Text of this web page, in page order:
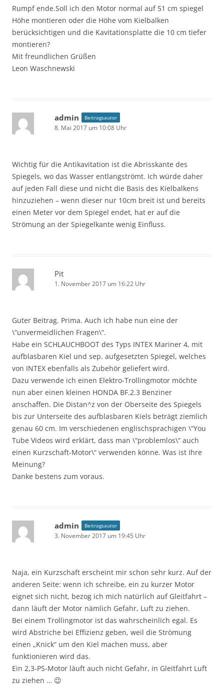
Rumpf ende.Soll ich den Motor normal auf 51 cm spiegel
Höhe montieren oder die Höhe vom Kielbalken
berücksichtigen und die Kavitationsplatte die 10 cm tiefer
montieren?
Mit freundlichen Grüßen
Leon Waschnewski
admin Beitragsautor
8. Mai 2017 um 10:08 Uhr
Wichtig für die Antikavitation ist die Abrisskante des
Spiegels, wo das Wasser entlangströmt. Ich würde daher
auf jeden Fall diese und nicht die Basis des Kielbalkens
hinzuziehen – wenn dieser nur 10cm breit ist und bereits
einen Meter vor dem Spiegel endet, hat er auf die
Strömung an der Spiegelkante wenig Einfluss.
Pit
1. November 2017 um 16:22 Uhr
Guter Beitrag. Prima. Auch ich habe nun eine der
\“unvermeidlichen Fragen\“.
Habe ein SCHLAUCHBOOT des Typs INTEX Mariner 4, mit
aufblasbaren Kiel und sep. aufgesetzten Spiegel, welches
von INTEX ebenfalls als Zubehör geliefert wird.
Dazu verwende ich einen Elektro-Trollingmotor möchte
nun aber einen kleinen HONDA BF.2.3 Benziner
anschaffen. Die Distan^z von der Oberseite des Spiegels
bis zur Unterseite des aufblasbaren Kiels beträgt ziemlich
genau 60 cm. Im verschiedenen englischsprachigen \“You
Tube Videos wird erklärt, dass man \“problemlos\“ auch
einen Kurzschaft-Motor\“ verwenden könne. Was ist Ihre
Meinung?
Danke bestens zum voraus.
admin Beitragsautor
3. November 2017 um 19:45 Uhr
Naja, ein Kurzschaft erscheint mir schon sehr kurz. Auf der
anderen Seite: wenn ich schreibe, ein zu kurzer Motor
eignet sich nicht, bezog ich mich natürlich auf Gleitfahrt –
dann läuft der Motor nämlich Gefahr, Luft zu ziehen.
Bei einem Trollingmotor ist das wahrscheinlich egal. Es
wird Abstriche bei Effizienz geben, weil die Strömung
einen „Knick“ um den Kiel machen muss, aber
funktionieren wird das.
Ein 2,3-PS-Motor läuft auch nicht Gefahr, in Gleitfahrt Luft
zu ziehen … 😉